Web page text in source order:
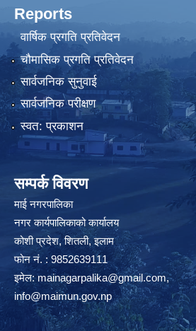
Reports
वार्षिक प्रगति प्रतिवेदन
चौमासिक प्रगति प्रतिवेदन
सार्वजनिक सुनुवाई
सार्वजनिक परीक्षण
स्वत: प्रकाशन
सम्पर्क विवरण
माई नगरपालिका
नगर कार्यपालिकाको कार्यालय
कोशी प्रदेश, शितली, इलाम
फोन नं. : 9852639111
इमेल:mainagarpalika@gmail.com,
info@maimun.gov.np